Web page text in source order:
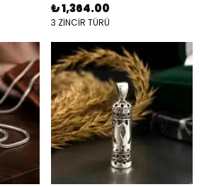
₺ 1,364.00
3 ZİNCİR TÜRÜ